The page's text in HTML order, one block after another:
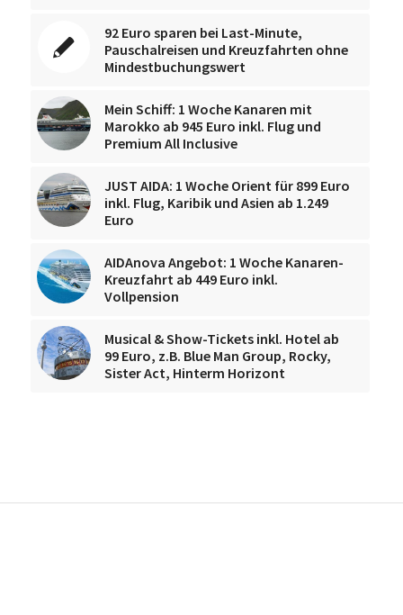
92 Euro sparen bei Last-Minute,
Pauschalreisen und Kreuzfahrten ohne
Mindestbuchungswert
Mein Schiff: 1 Woche Kanaren mit
Marokko ab 945 Euro inkl. Flug und
Premium All Inclusive
JUST AIDA: 1 Woche Orient für 899 Euro
inkl. Flug, Karibik und Asien ab 1.249
Euro
AIDAnova Angebot: 1 Woche Kanaren-
Kreuzfahrt ab 449 Euro inkl.
Vollpension
Musical & Show-Tickets inkl. Hotel ab
99 Euro, z.B. Blue Man Group, Rocky,
Sister Act, Hinterm Horizont